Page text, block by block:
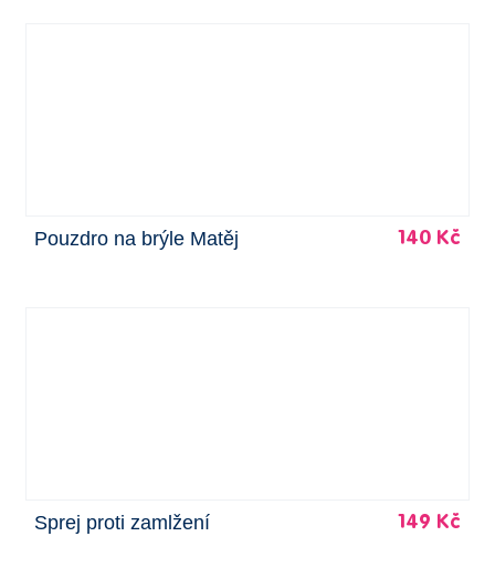
Pouzdro na brýle Matěj 140 Kč
Sprej proti zamlžení 149 Kč